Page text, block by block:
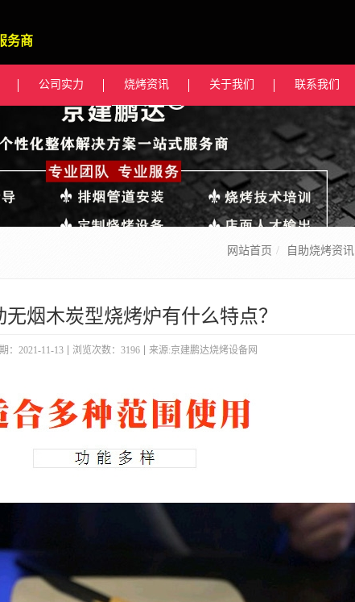
务商
公司实力 烧烤资讯 关于我们 联系我们
网站首页 自助烧烤资讯
无烟木炭型烧烤炉有什么特点？
：2021-11-13 浏览次数：3196 来源:京建鹏达烧烤设备网